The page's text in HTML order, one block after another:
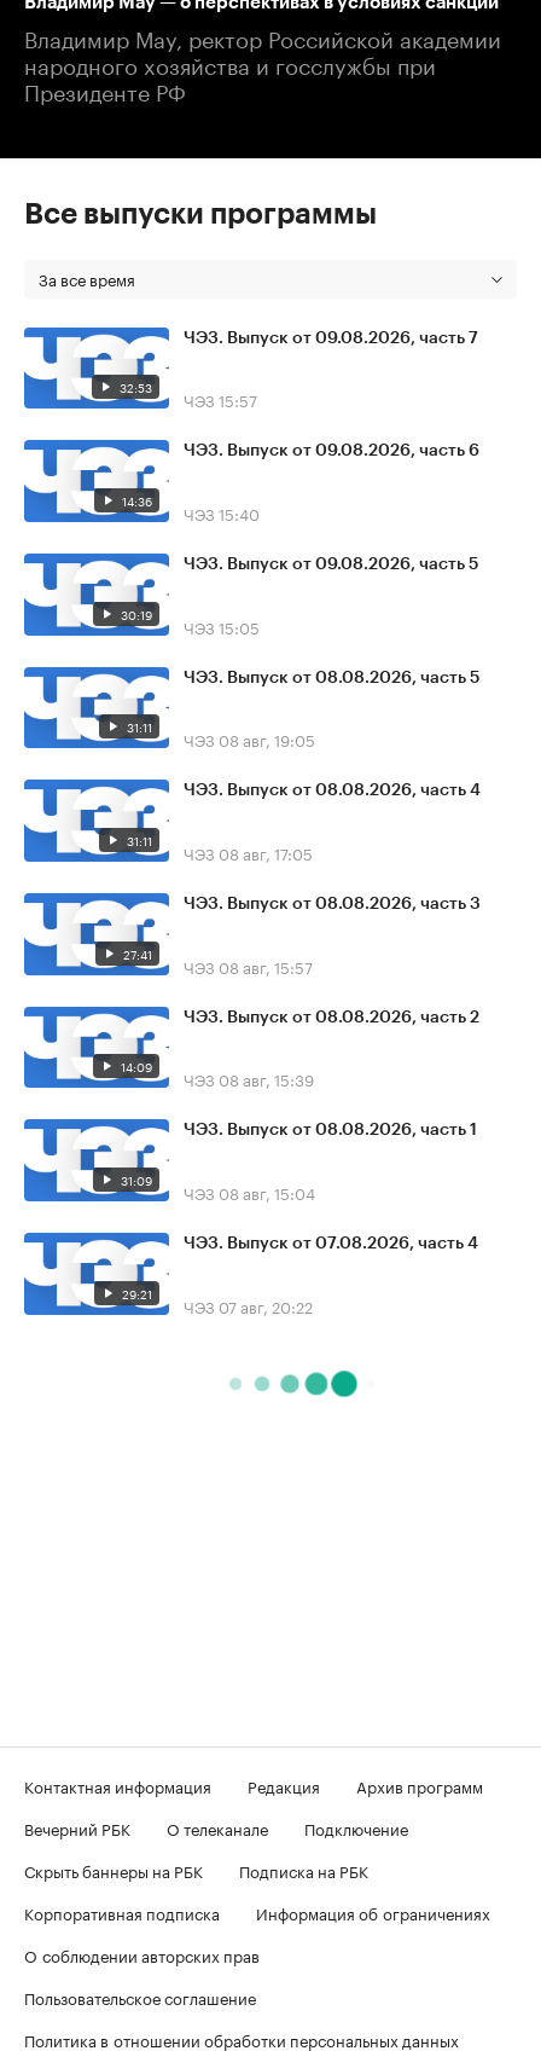
Владимир Мау, ректор Российской академии
народного хозяйства и госслужбы при
Президенте РФ
Все выпуски программы
За все время
32:53
ЧЭЗ. Выпуск от 09.08.2026, часть 7
ЧЭЗ 15:57
14:36
ЧЭЗ. Выпуск от 09.08.2026, часть 6
ЧЭЗ 15:40
30:19
ЧЭЗ. Выпуск от 09.08.2026, часть 5
ЧЭЗ 15:05
31:11
ЧЭЗ. Выпуск от 08.08.2026, часть 5
ЧЭЗ 08 авг, 19:05
31:11
ЧЭЗ. Выпуск от 08.08.2026, часть 4
ЧЭЗ 08 авг, 17:05
27:41
ЧЭЗ. Выпуск от 08.08.2026, часть 3
ЧЭЗ 08 авг, 15:57
14:09
ЧЭЗ. Выпуск от 08.08.2026, часть 2
ЧЭЗ 08 авг, 15:39
31:09
ЧЭЗ. Выпуск от 08.08.2026, часть 1
ЧЭЗ 08 авг, 15:04
29:21
ЧЭЗ. Выпуск от 07.08.2026, часть 4
ЧЭЗ 07 авг, 20:22
Контактная информация Редакция
Архив программ
Вечерний РБК
О телеканале
Подключение
Скрыть баннеры на РБК
Подписка на РБК
Корпоративная подписка
Информация об ограничениях
О соблюдении авторских прав
Пользовательское соглашение
Политика в отношении обработки персональных данных